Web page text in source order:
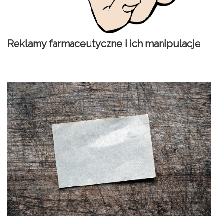
Reklamy farmaceutyczne i ich manipulacje